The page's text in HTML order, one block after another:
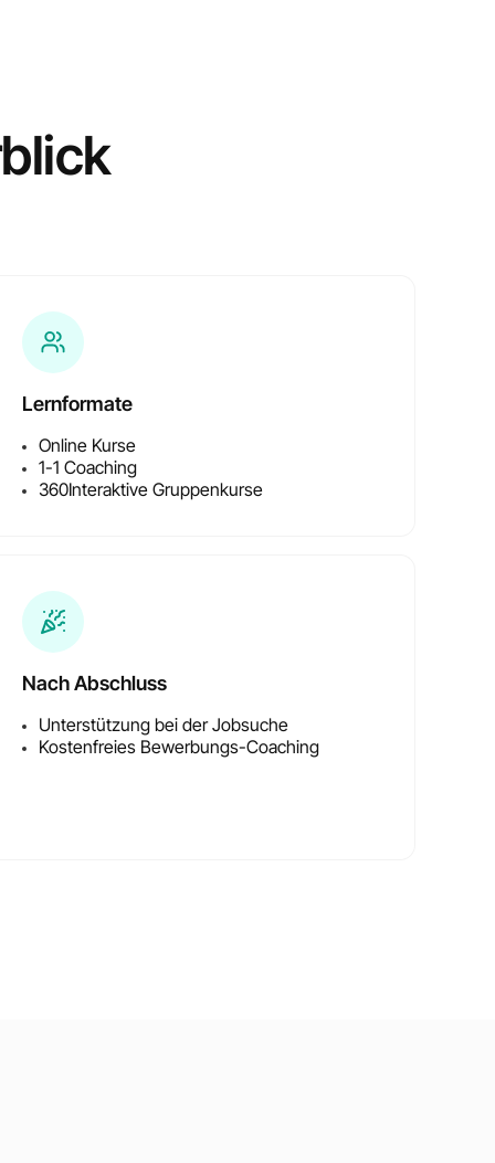
Lernformate
Online Kurse
1-1 Coaching
360Interaktive Gruppenkurse
Nach Abschluss
Unterstützung bei der Jobsuche
Kostenfreies Bewerbungs-Coaching